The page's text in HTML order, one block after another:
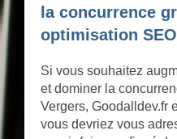
la concurrence
optimisation
Si vous souhaitez
et dominer la
Vergers, Goodalldev.fr
vous devriez vous